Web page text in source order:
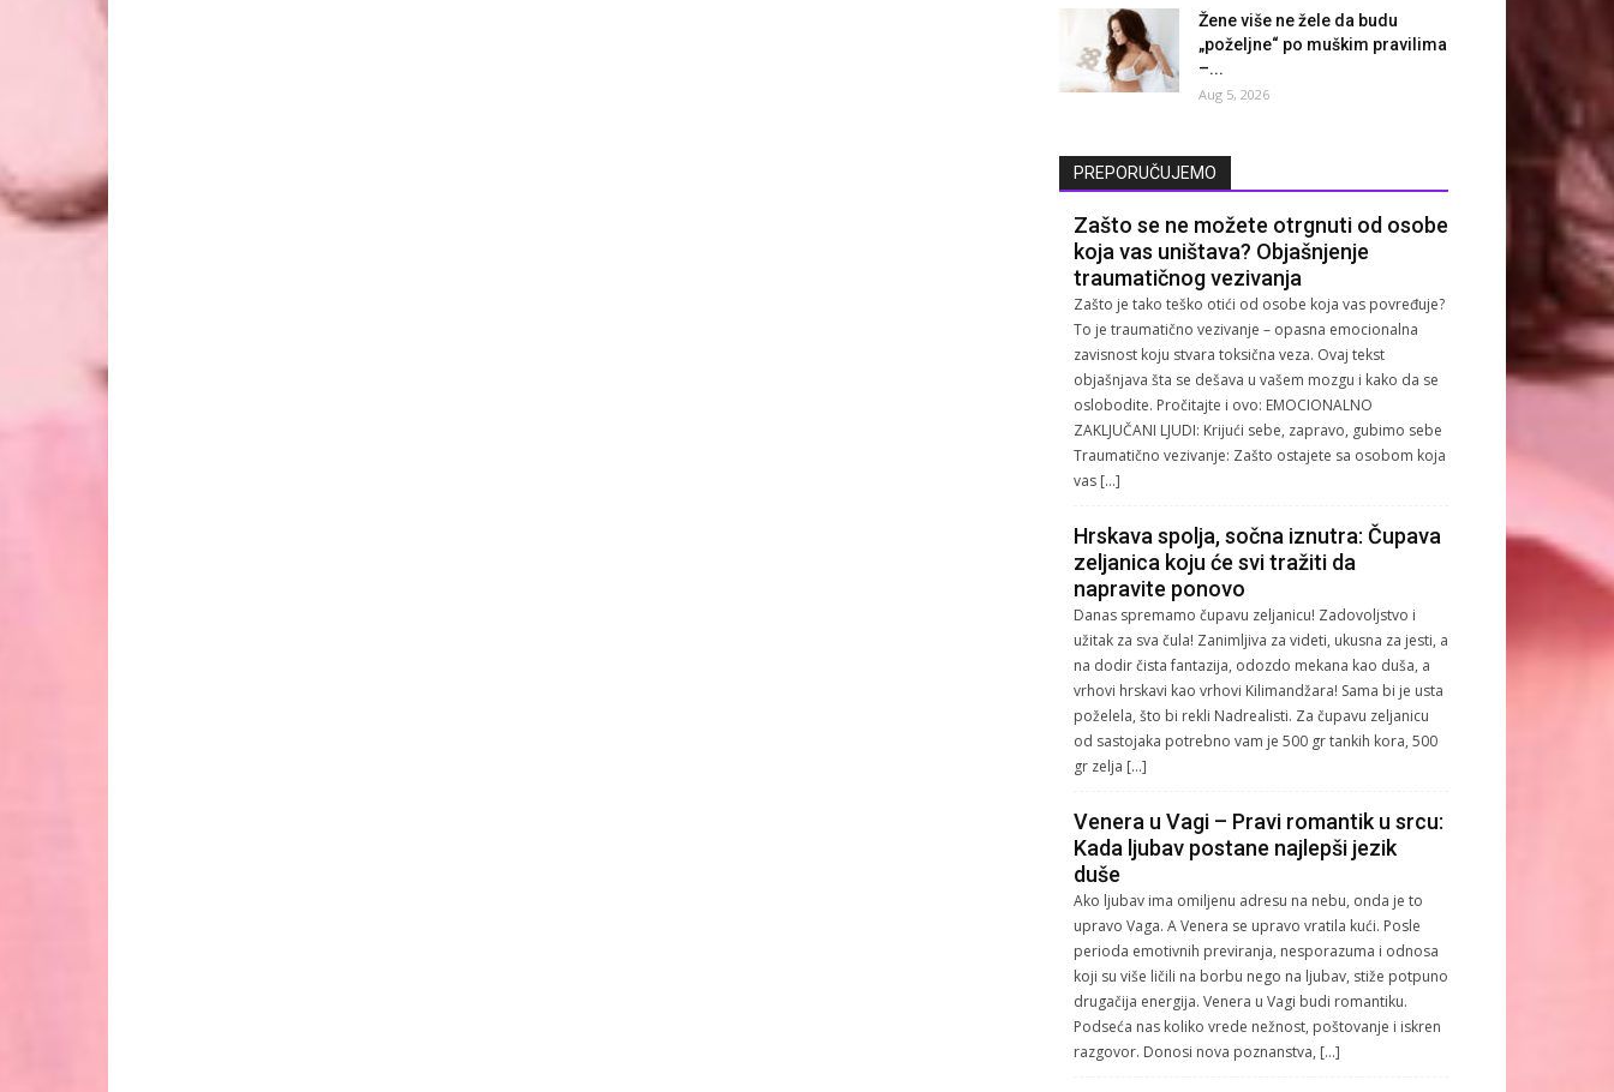
Žene više ne žele da budu
„poželjne“ po muškim pravilima
–...
Aug 5, 2026
PREPORUČUJEMO
Zašto se ne možete otrgnuti od osobe
koja vas uništava? Objašnjenje
traumatičnog vezivanja
Zašto je tako teško otići od osobe koja vas povređuje?
To je traumatično vezivanje – opasna emocionalna
zavisnost koju stvara toksična veza. Ovaj tekst
objašnjava šta se dešava u vašem mozgu i kako da se
oslobodite. Pročitajte i ovo: EMOCIONALNO
ZAKLJUČANI LJUDI: Krijući sebe, zapravo, gubimo sebe
Traumatično vezivanje: Zašto ostajete sa osobom koja
vas […]
Hrskava spolja, sočna iznutra: Čupava
zeljanica koju će svi tražiti da
napravite ponovo
Danas spremamo čupavu zeljanicu! Zadovoljstvo i
užitak za sva čula! Zanimljiva za videti, ukusna za jesti, a
na dodir čista fantazija, odozdo mekana kao duša, a
vrhovi hrskavi kao vrhovi Kilimandžara! Sama bi je usta
poželela, što bi rekli Nadrealisti. Za čupavu zeljanicu
od sastojaka potrebno vam je 500 gr tankih kora, 500
gr zelja […]
Venera u Vagi – Pravi romantik u srcu:
Kada ljubav postane najlepši jezik
duše
Ako ljubav ima omiljenu adresu na nebu, onda je to
upravo Vaga. A Venera se upravo vratila kući. Posle
perioda emotivnih previranja, nesporazuma i odnosa
koji su više ličili na borbu nego na ljubav, stiže potpuno
drugačija energija. Venera u Vagi budi romantiku.
Podseća nas koliko vrede nežnost, poštovanje i iskren
razgovor. Donosi nova poznanstva, […]